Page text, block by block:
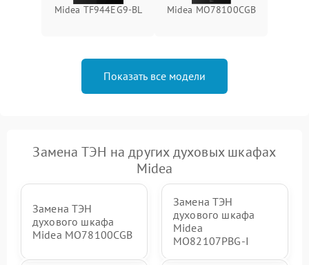
Midea TF944EG9-BL Midea MO78100CGB
Показать все модели
Замена ТЭН на других духовых шкафах
Midea
Замена ТЭН
духового шкафа
Midea MO78100CGB
Замена ТЭН
духового шкафа
Midea
MO82107PBG-I